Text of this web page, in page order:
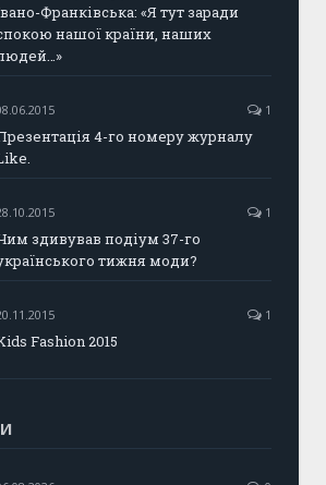
Франківська: «Я тут заради
нашої країни, наших
1
4-го номеру журналу
1
здивував подіум 37-го
тижня моди?
1
Fashion 2015